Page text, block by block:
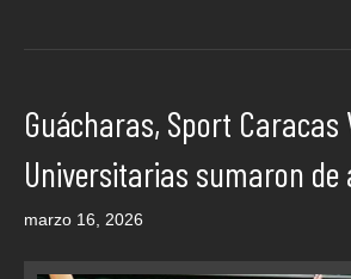
Guácharas, Sport Caracas
Universitarias sumaron de
marzo 16, 2026